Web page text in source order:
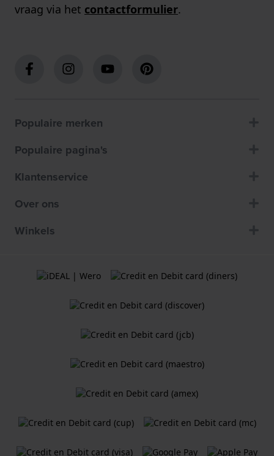
vraag via het contactformulier.
Populaire merken
Populaire pagina's
Klantenservice
Over ons
Winkels